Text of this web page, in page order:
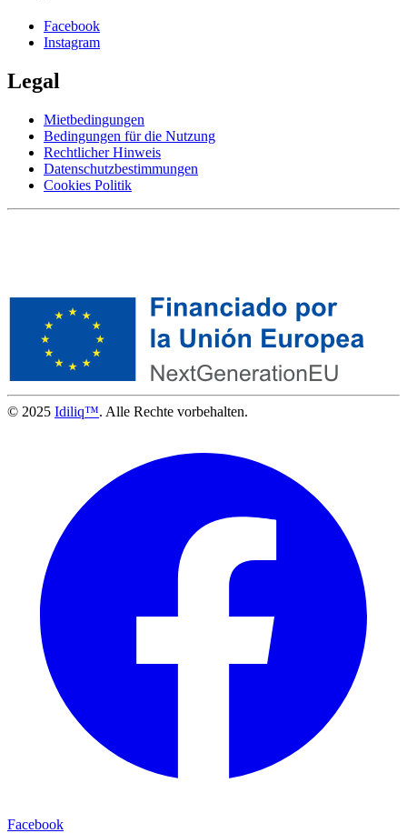
Facebook
Instagram
Legal
Mietbedingungen
Bedingungen für die Nutzung
Rechtlicher Hinweis
Datenschutzbestimmungen
Cookies Politik
© 2025 Idiliq™. Alle Rechte vorbehalten.
Facebook